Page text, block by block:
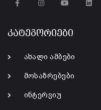
კატეგორიები
ახალი ამბები
მოსაზრებები
ინტერვიუ